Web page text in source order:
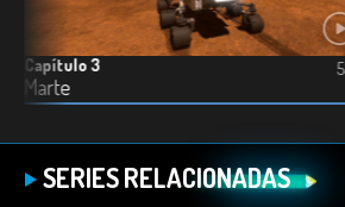
Capítulo 3
Marte
SERIES RELACIONADAS